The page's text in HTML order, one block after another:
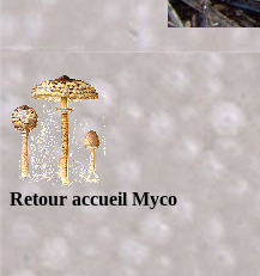
Retour accueil Myco